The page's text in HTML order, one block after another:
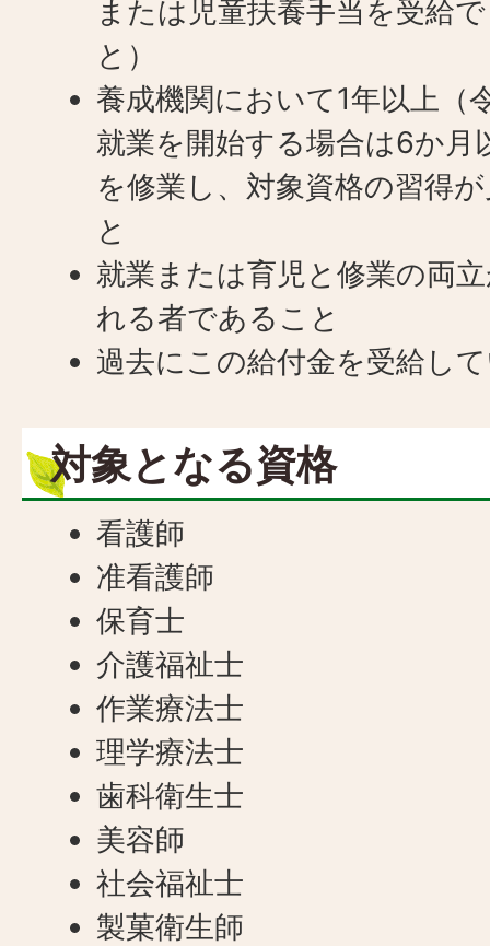
または児童扶養手当を受給
と）
養成機関において1年以上（
就業を開始する場合は6か月
を修業し、対象資格の習得
と
就業または育児と修業の両
れる者であること
過去にこの給付金を受給し
対象となる資格
看護師
准看護師
保育士
介護福祉士
作業療法士
理学療法士
歯科衛生士
美容師
社会福祉士
製菓衛生師